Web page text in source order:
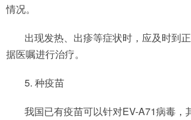
情况。
出现发热、出疹等症状时，应及时到
据医嘱进行治疗。
5. 种疫苗
我国已有疫苗可以针对EV-A71病毒，